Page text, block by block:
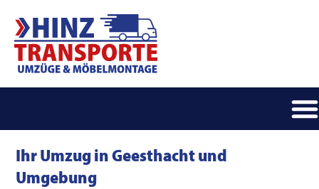
Ihr Umzug in Geesthacht und
Umgebung